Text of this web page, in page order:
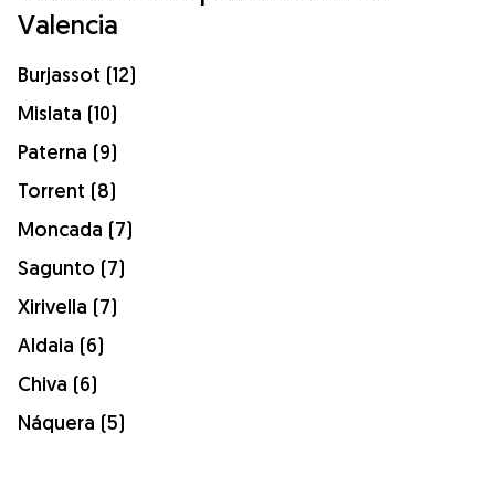
Valencia
Burjassot (12)
Mislata (10)
Paterna (9)
Torrent (8)
Moncada (7)
Sagunto (7)
Xirivella (7)
Aldaia (6)
Chiva (6)
Náquera (5)